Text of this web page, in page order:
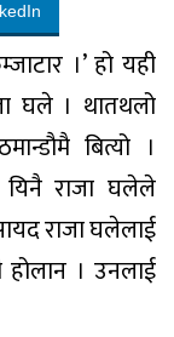
।’ हो यही
घले । थातथलो
बित्यो ।
यिनै राजा घलेले
राजा घलेलाई
। उनलाई